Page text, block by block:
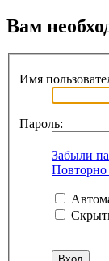
Вам
Имя
Пароль:
Забыли
Повторно